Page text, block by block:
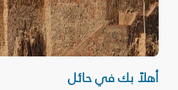
أهلاً بك في حائل